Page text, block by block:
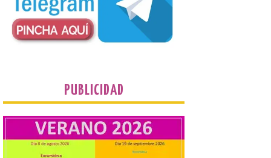
fascinaban a este autor de talla
internacional como las múltiples técnicas
que usó y sus sólidos vínculos con la
Montaña Occidental. […]
han visitado las
exposiciones ‘Alma de
precolombino’ y ‘Mundus
Novus’ en la Sala de San
Eloy
PUBLICIDAD